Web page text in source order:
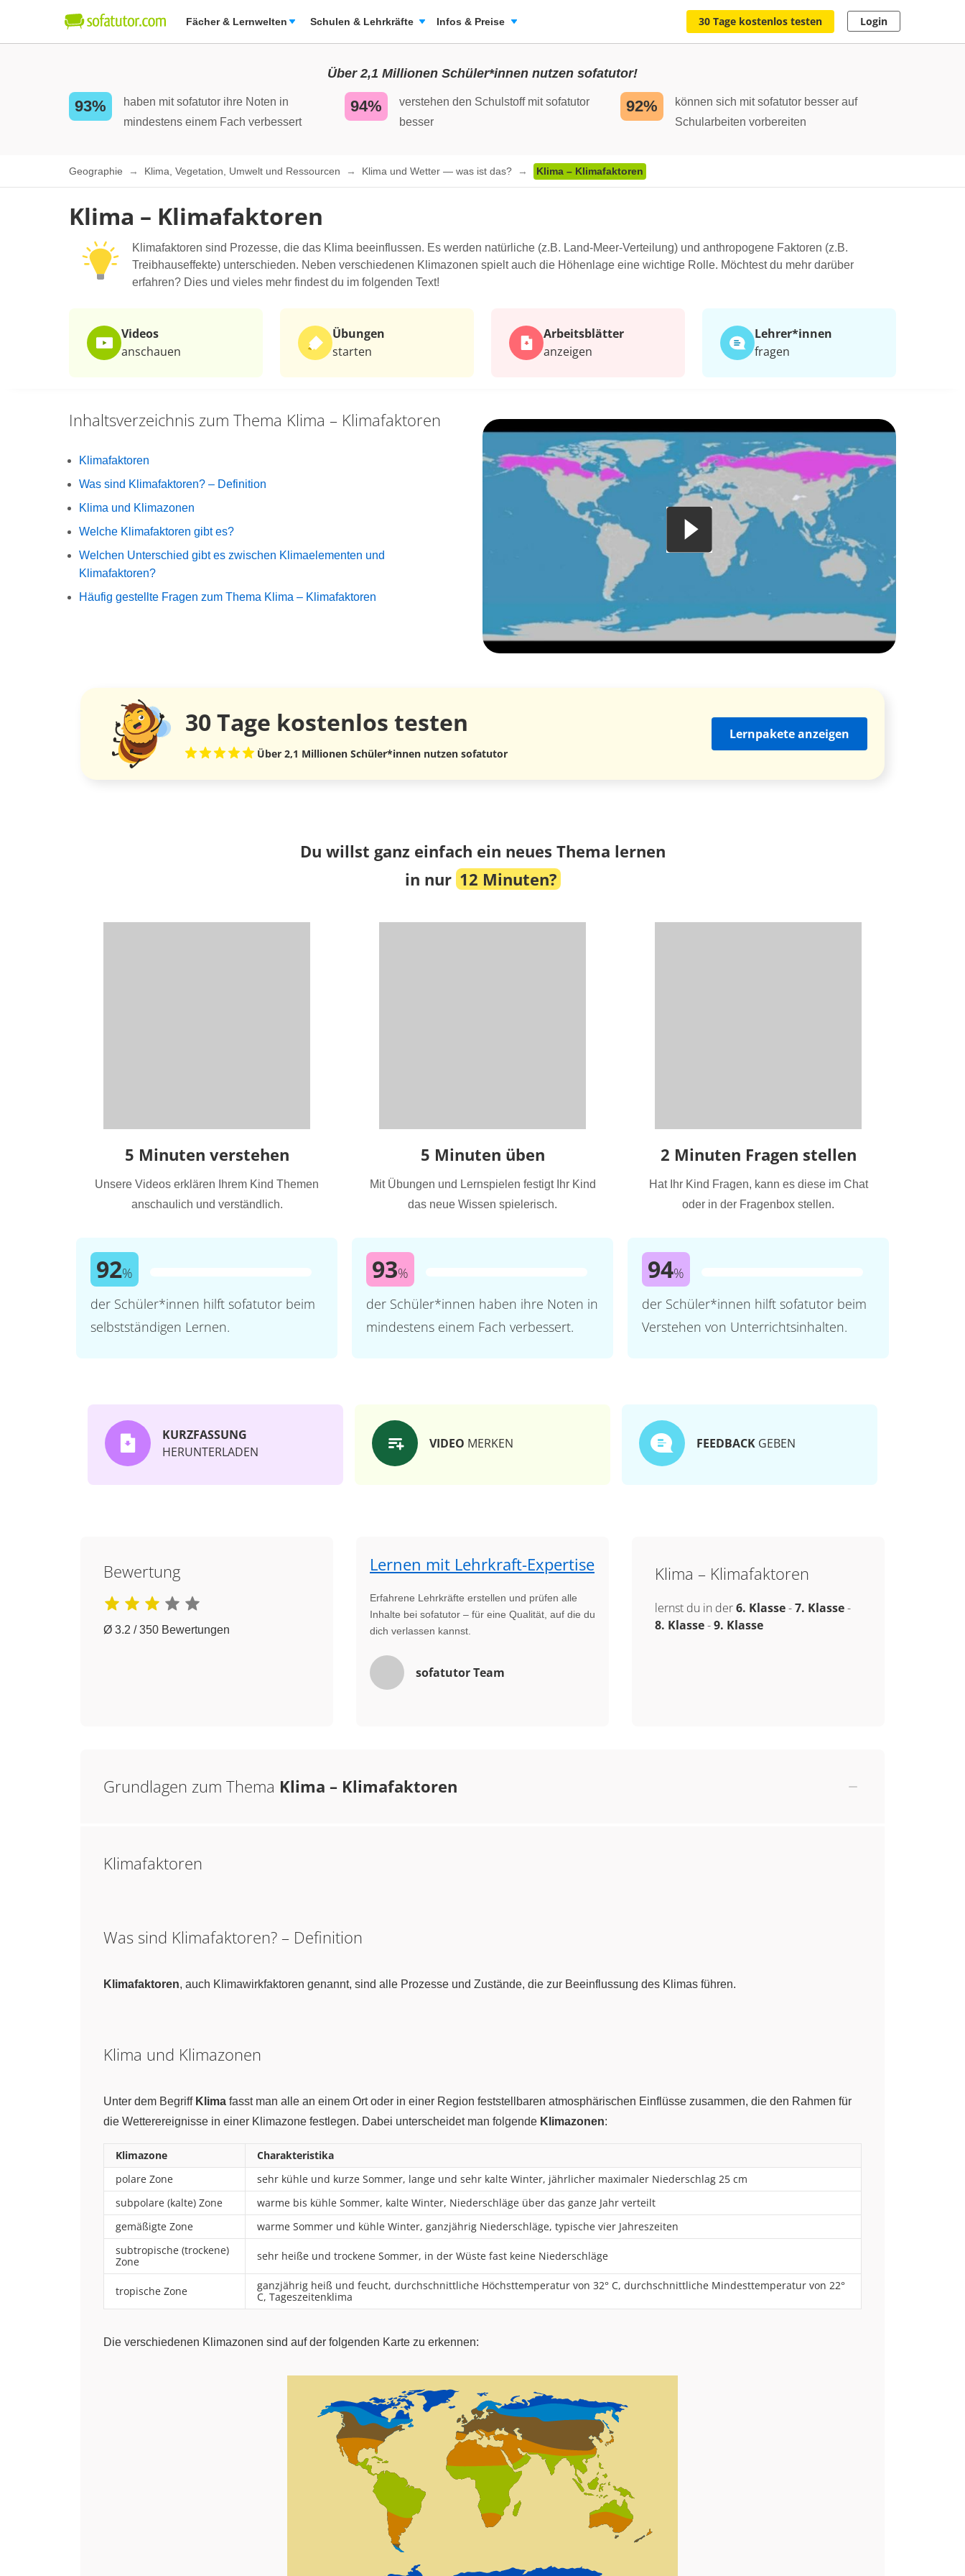
Fächer & Lernwelten Schulen & Lehrkräfte Infos & Preise 30 Tage kostenlos testen Login
Über 2,1 Millionen Schüler*innen nutzen sofatutor!
93%
haben mit sofatutor ihre Noten in
mindestens einem Fach verbessert
94%
verstehen den Schulstoff mit sofatutor
besser
92%
können sich mit sofatutor besser auf
Schularbeiten vorbereiten
Geographie Klima, Vegetation, Umwelt und Ressourcen Klima und Wetter — was ist das? Klima – Klimafaktoren
Klima – Klimafaktoren
Klimafaktoren sind Prozesse, die das Klima beeinflussen. Es werden natürliche (z.B. Land-Meer-Verteilung) und anthropogene Faktoren (z.B.
Treibhauseffekte) unterschieden. Neben verschiedenen Klimazonen spielt auch die Höhenlage eine wichtige Rolle. Möchtest du mehr darüber
erfahren? Dies und vieles mehr findest du im folgenden Text!
Videos
anschauen
Übungen
starten
Arbeits­blätter
anzeigen
Lehrer*​innen
fragen
Inhaltsverzeichnis zum Thema Klima – Klimafaktoren
Klimafaktoren
Was sind Klimafaktoren? – Definition
Klima und Klimazonen
Welche Klimafaktoren gibt es?
Welchen Unterschied gibt es zwischen Klimaelementen und
Klimafaktoren?
Häufig gestellte Fragen zum Thema Klima – Klimafaktoren
30 Tage kostenlos testen
Über 2,1 Millionen Schüler*innen nutzen sofatutor
Lernpakete anzeigen
Du willst ganz einfach ein neues Thema lernen
in nur 12 Minuten?
5 Minuten verstehen
Unsere Videos erklären Ihrem Kind Themen
anschaulich und verständlich.
92%
der Schüler*innen hilft sofatutor beim
selbstständigen Lernen.
5 Minuten üben
Mit Übungen und Lernspielen festigt Ihr Kind
das neue Wissen spielerisch.
93%
der Schüler*innen haben ihre Noten in
mindestens einem Fach verbessert.
2 Minuten Fragen stellen
Hat Ihr Kind Fragen, kann es diese im Chat
oder in der Fragenbox stellen.
94%
der Schüler*innen hilft sofatutor beim
Verstehen von Unterrichtsinhalten.
KURZFASSUNG
HERUNTERLADEN
VIDEO MERKEN FEEDBACK GEBEN
Bewertung
Ø 3.2 / 350 Bewertungen
Lernen mit Lehrkraft-Expertise
Erfahrene Lehrkräfte erstellen und prüfen alle
Inhalte bei sofatutor – für eine Qualität, auf die du
dich verlassen kannst.
sofatutor Team
Klima – Klimafaktoren
lernst du in der6. Klasse-7. Klasse-
8. Klasse-9. Klasse
Grundlagen zum Thema Klima – Klimafaktoren
Klimafaktoren
Was sind Klimafaktoren? – Definition
Klimafaktoren, auch Klimawirkfaktoren genannt, sind alle Prozesse und Zustände, die zur Beeinflussung des Klimas führen.
Klima und Klimazonen
Unter dem Begriff Klima fasst man alle an einem Ort oder in einer Region feststellbaren atmosphärischen Einflüsse zusammen, die den Rahmen für
die Wetterereignisse in einer Klimazone festlegen. Dabei unterscheidet man folgende Klimazonen:
Klimazone
Charakteristika
polare Zone
sehr kühle und kurze Sommer, lange und sehr kalte Winter, jährlicher maximaler Niederschlag 25 cm
subpolare (kalte) Zone
warme bis kühle Sommer, kalte Winter, Niederschläge über das ganze Jahr verteilt
gemäßigte Zone
warme Sommer und kühle Winter, ganzjährig Niederschläge, typische vier Jahreszeiten
subtropische (trockene)
Zone
sehr heiße und trockene Sommer, in der Wüste fast keine Niederschläge
tropische Zone
ganzjährig heiß und feucht, durchschnittliche Höchsttemperatur von 32° C, durchschnittliche Mindesttemperatur von 22°
C, Tageszeitenklima
Die verschiedenen Klimazonen sind auf der folgenden Karte zu erkennen: